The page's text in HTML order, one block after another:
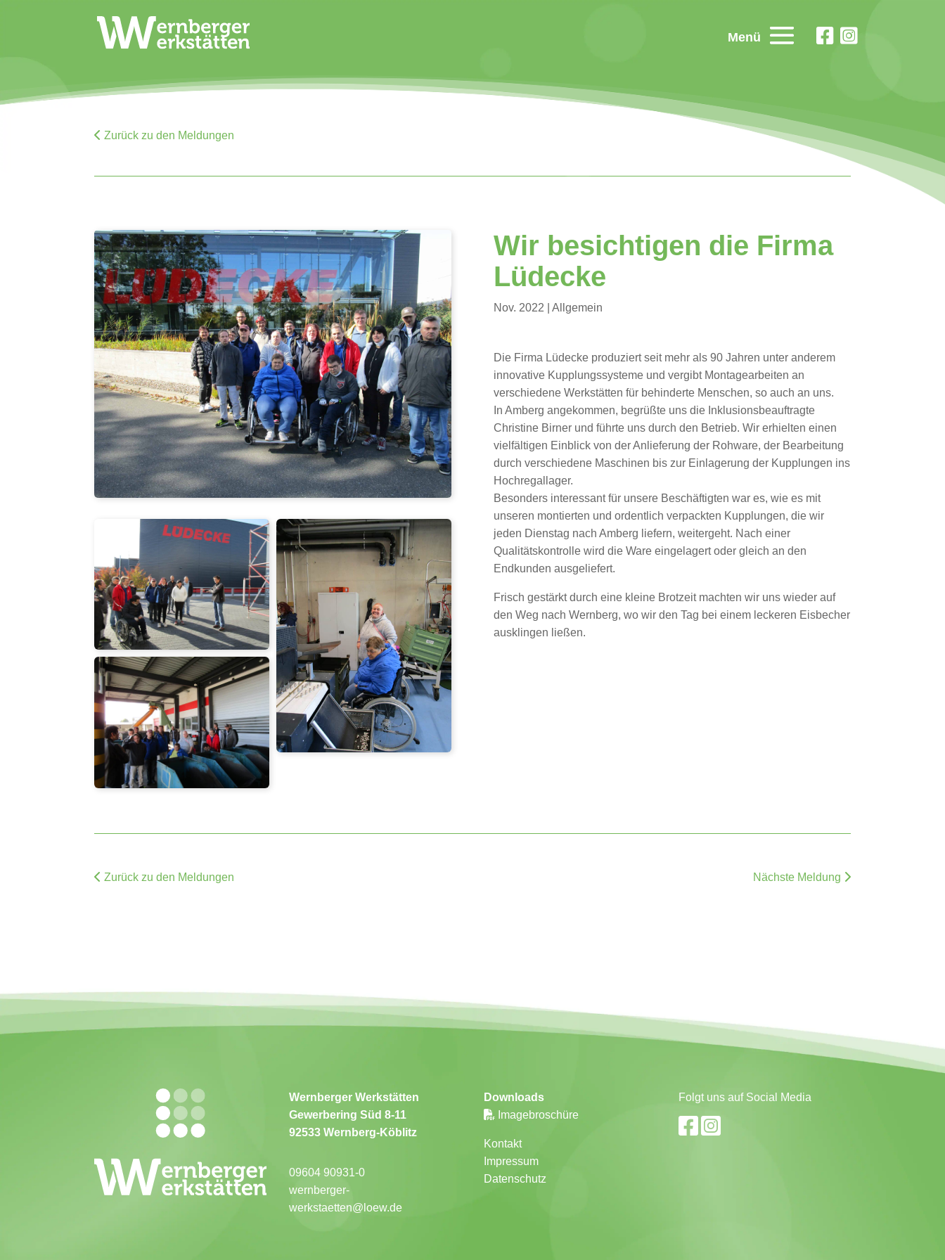
Menü
Zurück zu den Meldungen
Wir besichtigen die Firma
Lüdecke
Nov. 2022 | Allgemein
Die Firma Lüdecke produziert seit mehr als 90 Jahren unter anderem
innovative Kupplungssysteme und vergibt Montagearbeiten an
verschiedene Werkstätten für behinderte Menschen, so auch an uns.
In Amberg angekommen, begrüßte uns die Inklusionsbeauftragte
Christine Birner und führte uns durch den Betrieb. Wir erhielten einen
vielfältigen Einblick von der Anlieferung der Rohware, der Bearbeitung
durch verschiedene Maschinen bis zur Einlagerung der Kupplungen ins
Hochregallager.
Besonders interessant für unsere Beschäftigten war es, wie es mit
unseren montierten und ordentlich verpackten Kupplungen, die wir
jeden Dienstag nach Amberg liefern, weitergeht. Nach einer
Qualitätskontrolle wird die Ware eingelagert oder gleich an den
Endkunden ausgeliefert.
Frisch gestärkt durch eine kleine Brotzeit machten wir uns wieder auf
den Weg nach Wernberg, wo wir den Tag bei einem leckeren Eisbecher
ausklingen ließen.
Zurück zu den Meldungen Nächste Meldung
Wernberger Werkstätten
Gewerbering Süd 8-11
92533 Wernberg-Köblitz
09604 90931-0
wernberger-
werkstaetten@loew.de
Downloads
Imagebroschüre
Kontakt
Impressum
Datenschutz
Folgt uns auf Social Media